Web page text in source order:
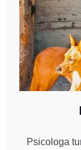
Psicologa